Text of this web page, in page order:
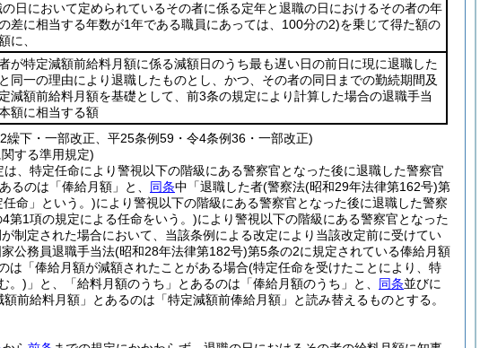
日において定められているその者に係る定年と退職の日におけるその者の年
差に相当する年数が1年である職員にあっては、100分の2)を乗じて得た額の
に、
が特定減額前給料月額に係る減額日のうち最も遅い日の前日に現に退職した
同一の理由により退職したものとし、かつ、その者の同日までの勤続期間及
減額前給料月額を基礎として、前3条の規定により計算した場合の退職手当
額に相当する額
下・一部改正、平25条例59・令4条例36・一部改正)
する準用規定)
は、特定任命により警視以下の階級にある警察官となった後に退職した警察官
るのは「俸給月額」と、 同条中「退職した者(警察法(昭和29年法律第162号)第
命」という。)により警視以下の階級にある警察官となった後に退職した警察
第1項の規定による任命をいう。)により警視以下の階級にある警察官となった
制定された場合において、当該条例による改定により当該改定前に受けてい
公務員退職手当法(昭和28年法律第182号)第5条の2に規定されている俸給月額
は「俸給月額が減額されたことがある場合(特定任命を受けたことにより、特
。) 」と、「給料月額のうち」とあるのは「俸給月額のうち」と、 同条並びに
前給料月額」とあるのは「特定減額前俸給月額」と読み替えるものとする。